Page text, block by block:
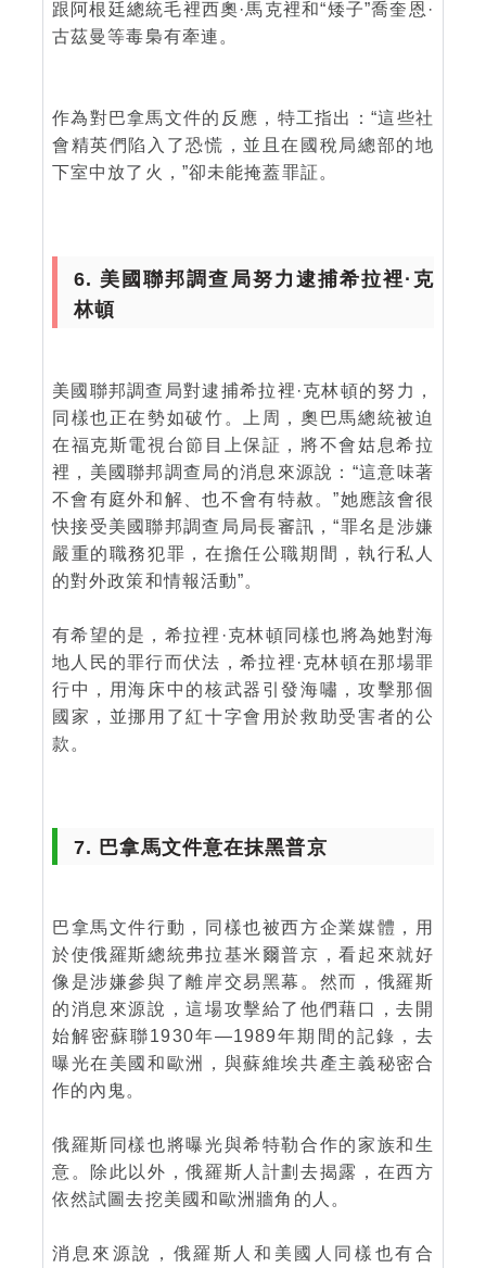
跟阿根廷總統毛裡西奧·馬克裡和“矮子”喬奎恩·
古茲曼等毒梟有牽連。
作為對巴拿馬文件的反應，特工指出：“這些社
會精英們陷入了恐慌，並且在國稅局總部的地
下室中放了火，”卻未能掩蓋罪証。
6. 美國聯邦調查局努力逮捕希拉裡·克
林頓
美國聯邦調查局對逮捕希拉裡·克林頓的努力，
同樣也正在勢如破竹。上周，奧巴馬總統被迫
在福克斯電視台節目上保証，將不會姑息希拉
裡，美國聯邦調查局的消息來源說：“這意味著
不會有庭外和解、也不會有特赦。”她應該會很
快接受美國聯邦調查局局長審訊，“罪名是涉嫌
嚴重的職務犯罪，在擔任公職期間，執行私人
的對外政策和情報活動”。
有希望的是，希拉裡·克林頓同樣也將為她對海
地人民的罪行而伏法，希拉裡·克林頓在那場罪
行中，用海床中的核武器引發海嘯，攻擊那個
國家，並挪用了紅十字會用於救助受害者的公
款。
7. 巴拿馬文件意在抹黑普京
巴拿馬文件行動，同樣也被西方企業媒體，用
於使俄羅斯總統弗拉基米爾普京，看起來就好
像是涉嫌參與了離岸交易黑幕。然而，俄羅斯
的消息來源說，這場攻擊給了他們藉口，去開
始解密蘇聯1930年—1989年期間的記錄，去
曝光在美國和歐洲，與蘇維埃共產主義秘密合
作的內鬼。
俄羅斯同樣也將曝光與希特勒合作的家族和生
意。除此以外，俄羅斯人計劃去揭露，在西方
依然試圖去挖美國和歐洲牆角的人。
消息來源說，俄羅斯人和美國人同樣也有合